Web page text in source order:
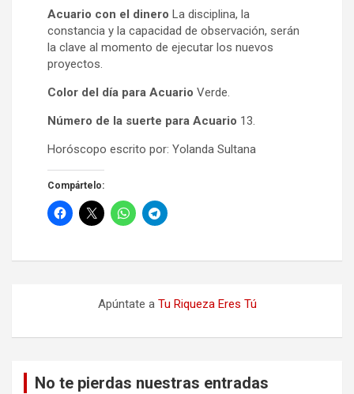
Acuario con el dinero La disciplina, la
constancia y la capacidad de observación, serán
la clave al momento de ejecutar los nuevos
proyectos.
Color del día para Acuario Verde.
Número de la suerte para Acuario 13.
Horóscopo escrito por: Yolanda Sultana
Compártelo:
Apúntate a Tu Riqueza Eres Tú
No te pierdas nuestras entradas